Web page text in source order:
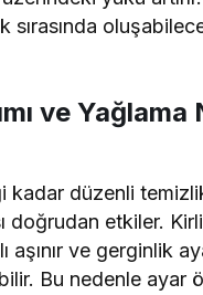
sırasında
ve Yağlama
kadar düzenli
doğrudan etkiler.
aşınır ve gerginlik
Bu nedenle ayar